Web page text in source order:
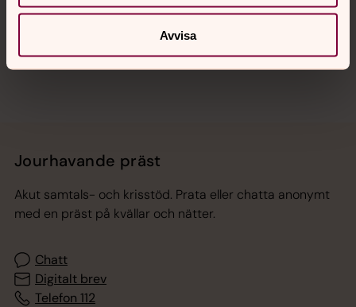
Avvisa
Jourhavande präst
Akut samtals- och krisstöd. Prata eller chatta anonymt
med en präst på kvällar och nätter.
Chatt
Digitalt brev
Telefon 112